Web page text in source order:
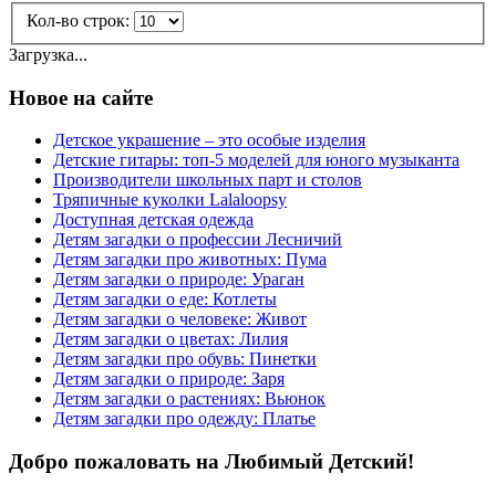
Кол-во строк:
Загрузка...
Новое на сайте
Детское украшение – это особые изделия
Детские гитары: топ-5 моделей для юного музыканта
Производители школьных парт и столов
Тряпичные куколки Lalaloopsy
Доступная детская одежда
Детям загадки о профессии Лесничий
Детям загадки про животных: Пума
Детям загадки о природе: Ураган
Детям загадки о еде: Котлеты
Детям загадки о человеке: Живот
Детям загадки о цветах: Лилия
Детям загадки про обувь: Пинетки
Детям загадки о природе: Заря
Детям загадки о растениях: Вьюнок
Детям загадки про одежду: Платье
Добро пожаловать на Любимый Детский!